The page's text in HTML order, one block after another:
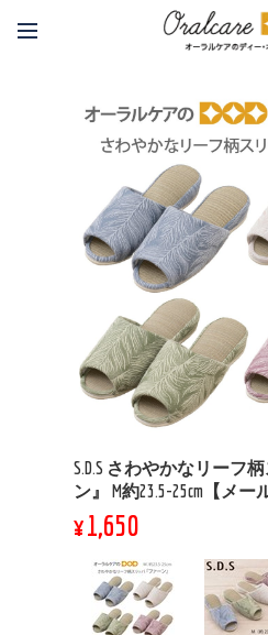
S.D.S さわやかなリーフ
ン』 M約23.5-25cm【メー
¥1,650